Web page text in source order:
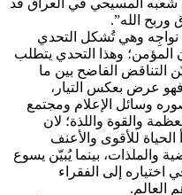
شعبه المسيحي في العراق قد
وربح الله”.
وهي تُشكل التحدي
المؤمن؛ وهذا التحدي يتطلب
التناقض الفاضح بين ما
عرض بعكس التيار،
وسائل الإعلام ومجتمع
والقوة واللذة؛ لان
للأقوى والأعنف
والملذات، بينما يُبيّن يسوع
إلى الفقراء
العالم.